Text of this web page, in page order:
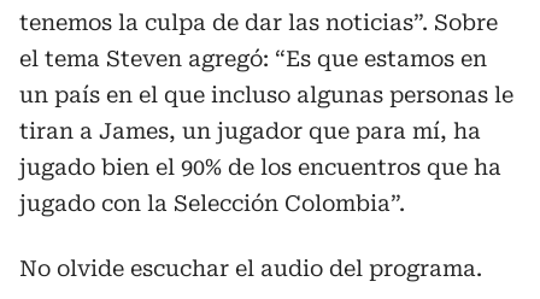
tenemos la culpa de dar las noticias”. Sobre
el tema Steven agregó: “Es que estamos en
un país en el que incluso algunas personas le
tiran a James, un jugador que para mí, ha
jugado bien el 90% de los encuentros que ha
jugado con la Selección Colombia”.
No olvide escuchar el audio del programa.